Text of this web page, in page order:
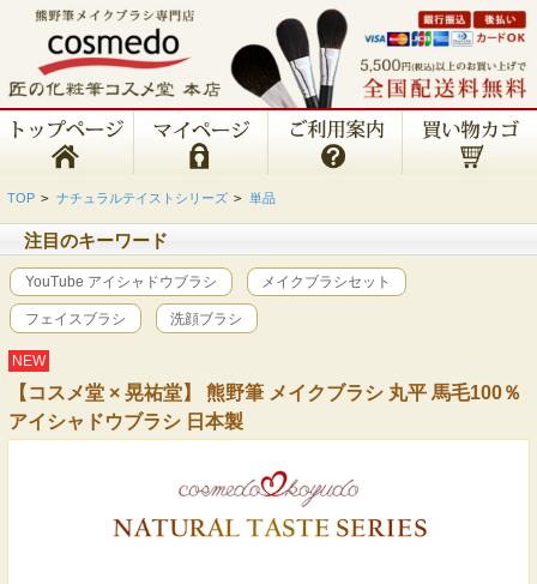
TOP > ナチュラルテイストシリーズ > 単品
注目のキーワード
YouTube アイシャドウブラシ メイクブラシセット
フェイスブラシ 洗顔ブラシ
NEW
【コスメ堂 × 晃祐堂】 熊野筆 メイクブラシ 丸平 馬毛100％
アイシャドウブラシ 日本製